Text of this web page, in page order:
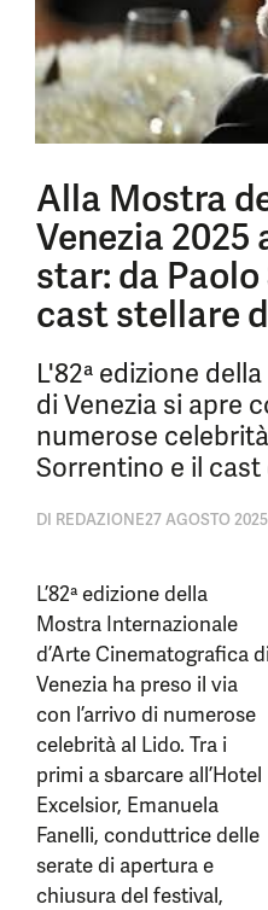
Alla Mostra
Venezia 2025
star: da
cast stellare
L'82ª edizione
di Venezia si apre
numerose
Sorrentino e il cast
DI REDAZIONE27 AGOSTO 2025
L’82ª edizione della
Mostra Internazionale
d’Arte Cinematografica
Venezia ha preso il via
con l’arrivo di numerose
celebrità al Lido. Tra i
primi a sbarcare all’Hotel
Excelsior, Emanuela
Fanelli, conduttrice delle
serate di apertura e
chiusura del festival,